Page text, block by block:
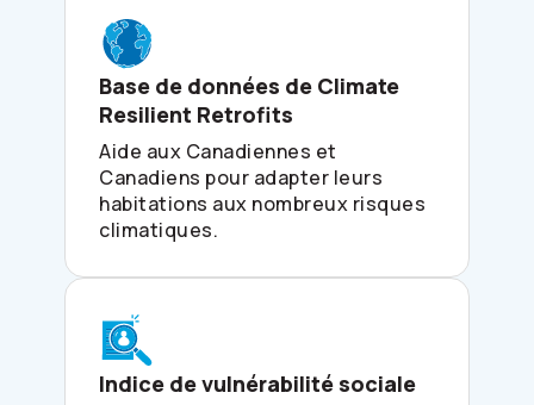
Base de données de Climate
Resilient Retrofits
Aide aux Canadiennes et
Canadiens pour adapter leurs
habitations aux nombreux risques
climatiques.
Indice de vulnérabilité sociale